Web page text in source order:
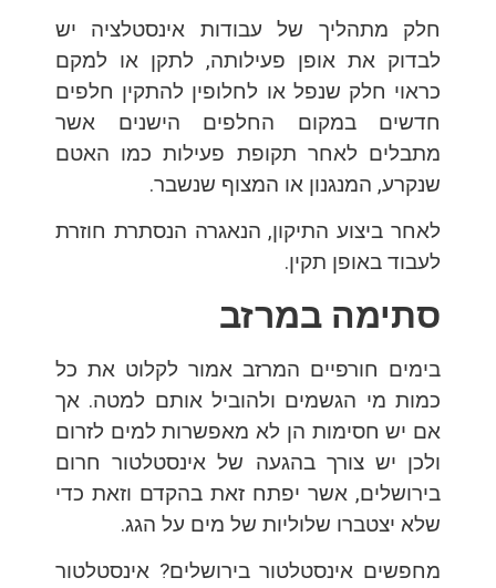
חלק מתהליך של עבודות אינסטלציה יש
לבדוק את אופן פעילותה, לתקן או למקם
כראוי חלק שנפל או לחלופין להתקין חלפים
חדשים במקום החלפים הישנים אשר
מתבלים לאחר תקופת פעילות כמו האטם
שנקרע, המנגנון או המצוף שנשבר.
לאחר ביצוע התיקון, הנאגרה הנסתרת חוזרת
לעבוד באופן תקין.
סתימה במרזב
בימים חורפיים המרזב אמור לקלוט את כל
כמות מי הגשמים ולהוביל אותם למטה. אך
אם יש חסימות הן לא מאפשרות למים לזרום
ולכן יש צורך בהגעה של אינסטלטור חרום
בירושלים, אשר יפתח זאת בהקדם וזאת כדי
שלא יצטברו שלוליות של מים על הגג.
מחפשים אינסטלטור בירושלים? אינסטלטור